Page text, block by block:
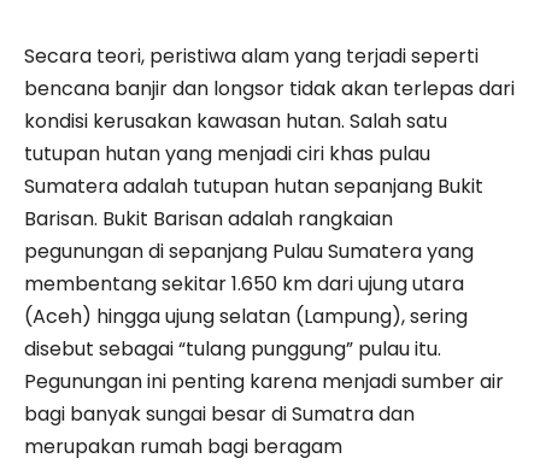
​Secara teori, peristiwa alam yang terjadi seperti
bencana banjir dan longsor tidak akan terlepas dari
kondisi kerusakan kawasan hutan. Salah satu
tutupan hutan yang menjadi ciri khas pulau
Sumatera adalah tutupan hutan sepanjang Bukit
Barisan. Bukit Barisan adalah rangkaian
pegunungan di sepanjang Pulau Sumatera yang
membentang sekitar 1.650 km dari ujung utara
(Aceh) hingga ujung selatan (Lampung), sering
disebut sebagai “tulang punggung” pulau itu.
Pegunungan ini penting karena menjadi sumber air
bagi banyak sungai besar di Sumatra dan
merupakan rumah bagi beragam